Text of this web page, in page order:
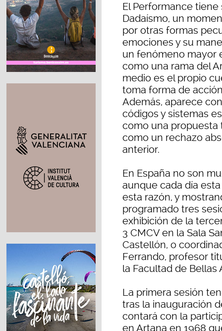
El Performance
Dadaísmo, un
por otras formas
emociones y su
un fenómeno mayor
como una rama del
medio es el propio
toma forma de
Además, aparece
códigos y sistemas
como una propuesta
como un rechazo
anterior.
En España no son
aunque cada día
esta razón, y
programado tres
exhibición de la
3 CMCV en la Sala
Castellón, o
Ferrando, profesor
la Facultad de Bellas
La primera sesión
tras la inauguración
contará con la
en Artana en 1968